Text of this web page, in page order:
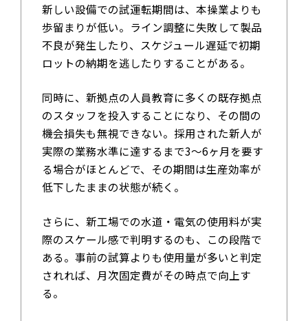
新しい設備での試運転期間は、本操業よりも
歩留まりが低い。ライン調整に失敗して製品
不良が発生したり、スケジュール遅延で初期
ロットの納期を逃したりすることがある。
同時に、新拠点の人員教育に多くの既存拠点
のスタッフを投入することになり、その間の
機会損失も無視できない。採用された新人が
実際の業務水準に達するまで3～6ヶ月を要す
る場合がほとんどで、その期間は生産効率が
低下したままの状態が続く。
さらに、新工場での水道・電気の使用料が実
際のスケール感で判明するのも、この段階で
ある。事前の試算よりも使用量が多いと判定
されれば、月次固定費がその時点で向上す
る。